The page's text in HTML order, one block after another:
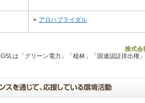
アロハブライダル
株式会
GSLは「グリーン電力」「植林」「国連認証排出権